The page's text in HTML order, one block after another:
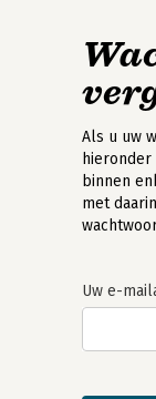
Als u uw
binnen
met
Uw e-